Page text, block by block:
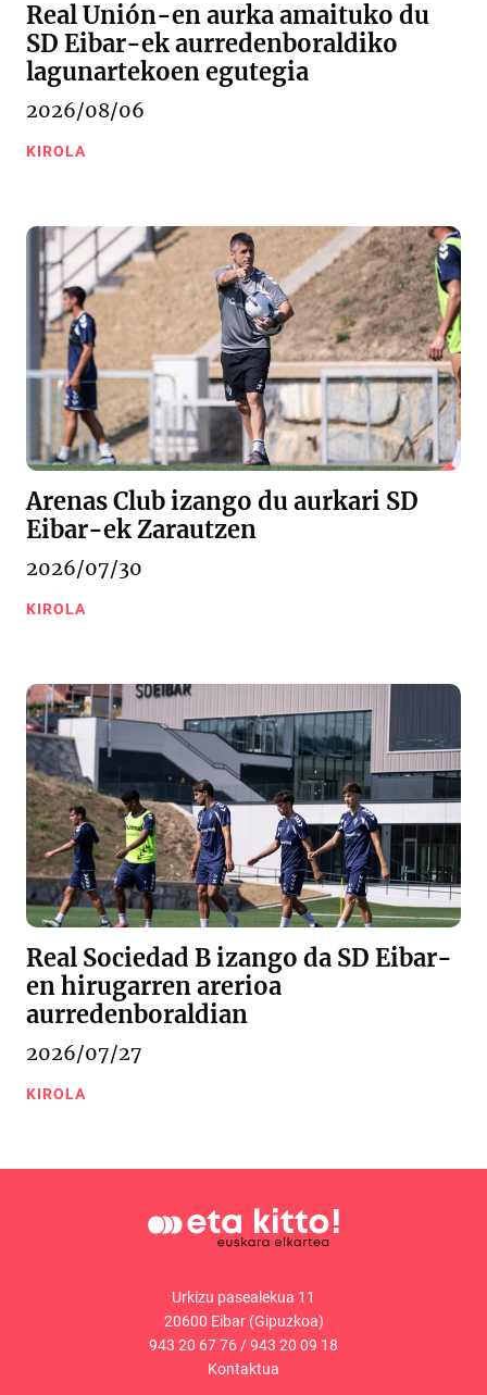
Real Unión-en aurka amaituko du
SD Eibar-ek aurredenboraldiko
lagunartekoen egutegia
2026/08/06
KIROLA
Arenas Club izango du aurkari SD
Eibar-ek Zarautzen
2026/07/30
KIROLA
Real Sociedad B izango da SD Eibar-
en hirugarren arerioa
aurredenboraldian
2026/07/27
KIROLA
Urkizu pasealekua 11
20600 Eibar (Gipuzkoa)
943 20 67 76 /943 20 09 18
Kontaktua